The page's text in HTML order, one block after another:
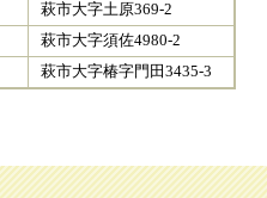
萩市大字土原369-2
萩市大字須佐4980-2
萩市大字椿字門田3435-3